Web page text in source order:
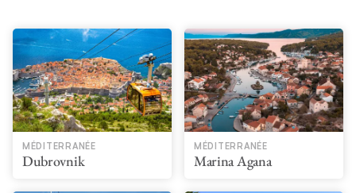
MÉDITERRANÉE
Dubrovnik
MÉDITERRANÉE
Marina Agana